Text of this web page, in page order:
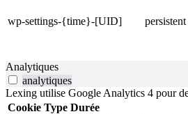
wp-settings-{time}-[UID] persistent
Analytiques
analytiques
Lexing utilise Google Analytics 4 pour
Cookie Type Durée